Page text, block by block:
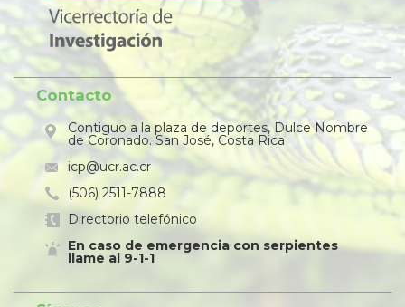
Contacto
Contiguo a la plaza de deportes, Dulce Nombre
de Coronado. San José, Costa Rica
icp@ucr.ac.cr
(506) 2511-7888
Directorio telefónico
En caso de emergencia con serpientes
llame al 9-1-1